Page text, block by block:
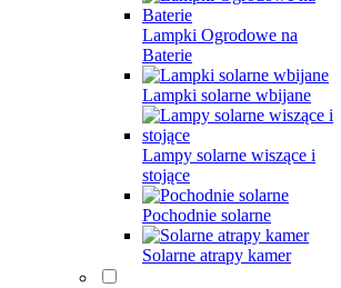
Lampki Ogrodowe na
Baterie
Lampki solarne wbijane
Lampy solarne wiszące i
stojące
Pochodnie solarne
Solarne atrapy kamer